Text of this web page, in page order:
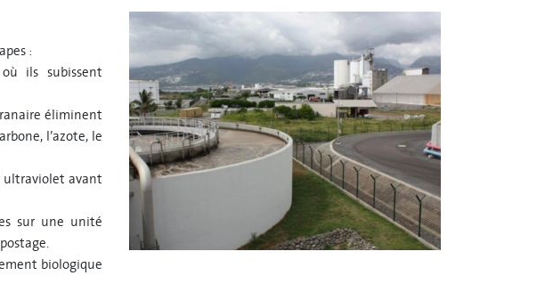
:
ils subissent
éliminent
l’azote, le
ultraviolet avant
sur une unité
biologique